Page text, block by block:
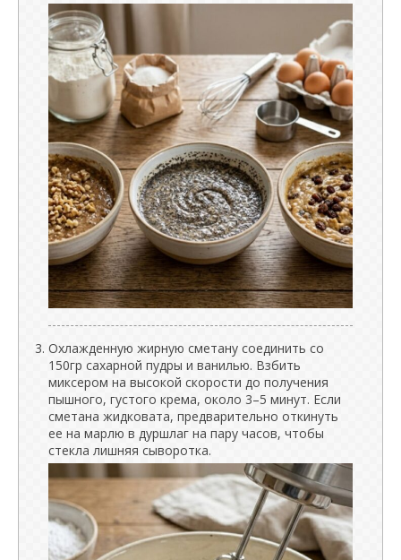
Охлажденную жирную сметану соединить со
150гр сахарной пудры и ванилью. Взбить
миксером на высокой скорости до получения
пышного, густого крема, около 3–5 минут. Если
сметана жидковата, предварительно откинуть
ее на марлю в дуршлаг на пару часов, чтобы
стекла лишняя сыворотка.